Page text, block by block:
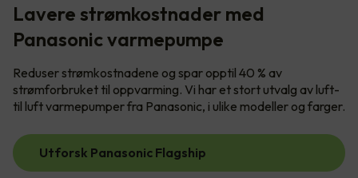
Lavere strømkostnader med
Panasonic varmepumpe
Reduser strømkostnadene og spar opptil 40 % av
strømforbruket til oppvarming. Vi har et stort utvalg av luft-
til luft varmepumper fra Panasonic, i ulike modeller og farger.
Utforsk Panasonic Flagship